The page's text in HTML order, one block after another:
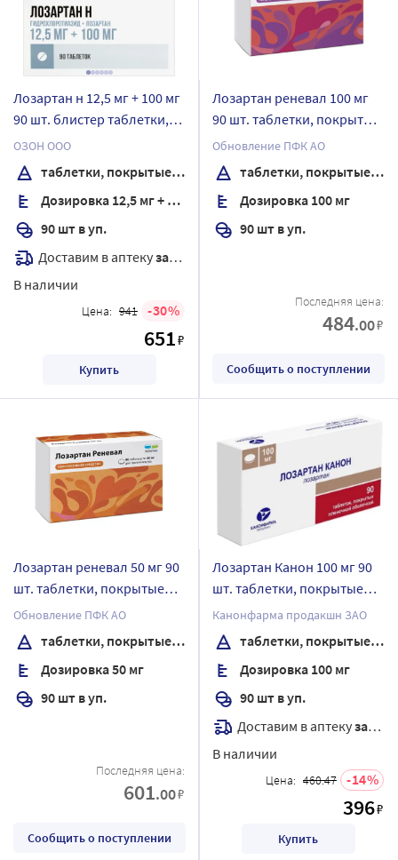
Лозартан н 12,5 мг + 100 мг
90 шт. блистер таблетки,
покрытые пленочной
оболочкой
ОЗОН ООО
таблетки, покрытые пленочной оболочкой
Дозировка 12,5 мг + 100 мг
90 шт в уп.
Доставим в аптекузавтра
В наличии
Цена: 941 30
651₽
Купить
Лозартан реневал 100 мг
90 шт. таблетки, покрытые
пленочной оболочкой
Обновление ПФК АО
таблетки, покрытые пленочной оболочкой
Дозировка 100 мг
90 шт в уп.
Последняя цена:
484.00₽
Сообщить о поступлении
Лозартан реневал 50 мг 90
шт. таблетки, покрытые
пленочной оболочкой
Обновление ПФК АО
таблетки, покрытые пленочной оболочкой
Дозировка 50 мг
90 шт в уп.
Последняя цена:
601.00₽
Сообщить о поступлении
Лозартан Канон 100 мг 90
шт. таблетки, покрытые
пленочной оболочкой
Канонфарма продакшн ЗАО
таблетки, покрытые пленочной оболочкой
Дозировка 100 мг
90 шт в уп.
Доставим в аптекузавтра
В наличии
Цена: 460.47 14
396₽
Купить